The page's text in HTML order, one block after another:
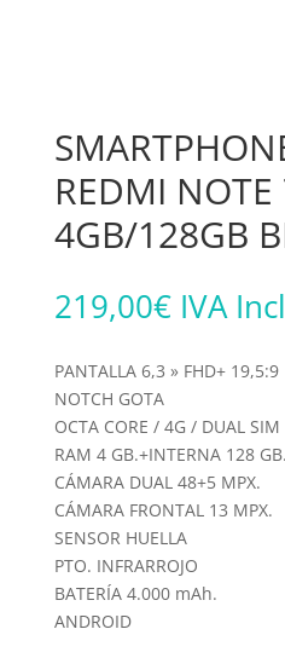
REDMI NOTE
4GB/128GB
219,00€ IVA
PANTALLA 6,3 » FHD+ 19,5:9
NOTCH GOTA
OCTA CORE / 4G / DUAL SIM
RAM 4 GB.+INTERNA 128 GB.
CÁMARA DUAL 48+5 MPX.
CÁMARA FRONTAL 13 MPX.
SENSOR HUELLA
PTO. INFRARROJO
BATERÍA 4.000 mAh.
ANDROID